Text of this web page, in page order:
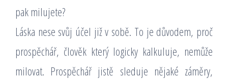
pak milujete?
Láska nese svůj účel již v sobě. To je důvodem, proč
prospěchář, člověk který logicky kalkuluje, nemůže
milovat. Prospěchář jistě sleduje nějaké záměry,